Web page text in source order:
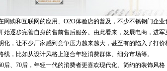
网购和互联网的应用、O2O体验店的普及，不少不锈钢门企
始逐步完善自身的售前售后服务。由此看来，发展电商，进
化，让不少厂家感到竞争压力越来越大，甚至有的陷入了打
线，比如从设计风格上迎合年轻消费群体、细分市场等。
后、70后，年轻一代的消费者更喜欢现代化、简约的装饰风